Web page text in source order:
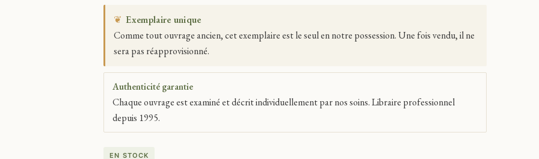
❦ Exemplaire unique
Comme tout ouvrage ancien, cet exemplaire est le seul en notre possession. Une fois vendu, il ne
sera pas réapprovisionné.
Authenticité garantie
Chaque ouvrage est examiné et décrit individuellement par nos soins. Libraire professionnel
depuis 1995.
EN STOCK